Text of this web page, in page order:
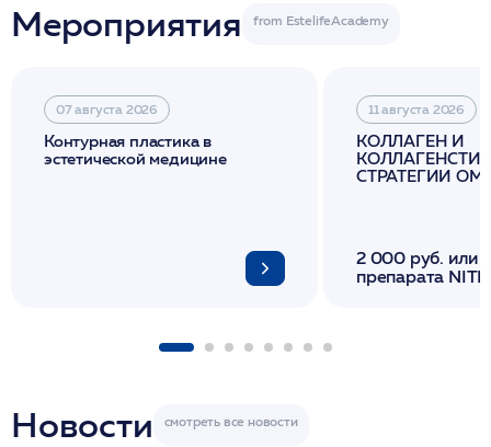
Мероприятия
07 августа 2026
Контурная пластика в
эстетической медицине
11 августа 2026
КОЛЛАГЕН И
СТРАТЕГИИ
2 000 руб. или
препарата
Новости